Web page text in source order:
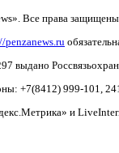
Все права
penzanews.ru
+7(8412) 999-101,
и